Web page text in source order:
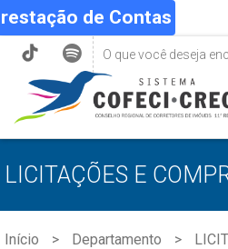
de Contas
LICITAÇÕES E
Início Departamento